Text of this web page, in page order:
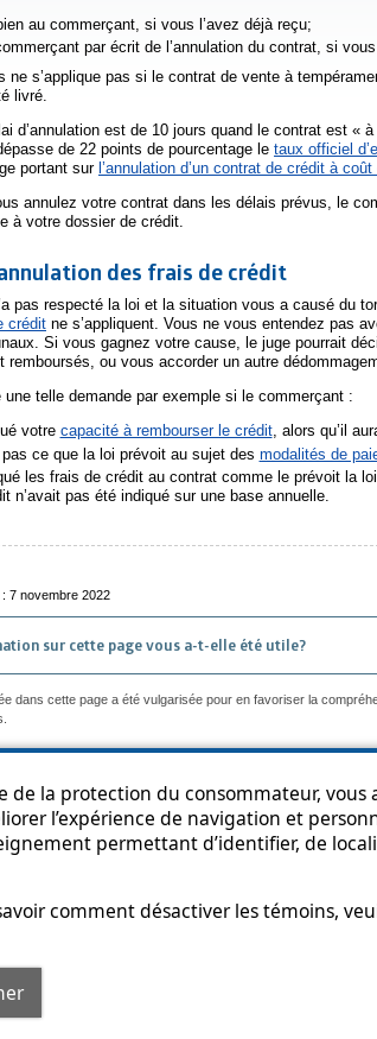
la protection du consommateur, vous
l’expérience de navigation et
permettant d’identifier, de
comment désactiver les témoins,
une nouvelle fenêtre
au commerçant, si vous l’avez déjà reçu;
par écrit de l’annulation du contrat, si
ne s’applique pas si le contrat de vente à
livré.
d’annulation est de 10 jours quand le contrat est «
de 22 points de pourcentage le taux officiel
dans une nouvelle fenêtre
portant sur l’annulation d’un contrat de crédit à
annulez votre contrat dans les délais prévus, le
à votre dossier de crédit.
des frais de crédit
pas respecté la loi et la situation vous a causé du
crédit ne s’appliquent. Vous ne vous entendez pas
Si vous gagnez votre cause, le juge pourrait
remboursés, ou vous accorder un autre
une telle demande par exemple si le commerçant :
votre capacité à rembourser le crédit, alors qu’il
ce que la loi prévoit au sujet des modalités de
les frais de crédit au contrat comme le prévoit la
n’avait pas été indiqué sur une base annuelle.
7 novembre 2022
sur cette page vous a-t-elle été utile?
dans cette page a été vulgarisée pour en favoriser la
de confidentialité Diffusion de l'information
du Québec, 2013-2025